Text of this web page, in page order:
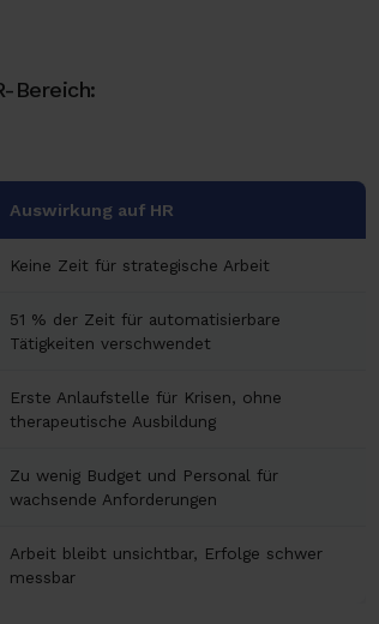
Bereich:
Auswirkung auf HR
Keine Zeit für strategische Arbeit
51 % der Zeit für automatisierbare
Tätigkeiten verschwendet
Erste Anlaufstelle für Krisen, ohne
therapeutische Ausbildung
Zu wenig Budget und Personal für
wachsende Anforderungen
Arbeit bleibt unsichtbar, Erfolge schwer
messbar